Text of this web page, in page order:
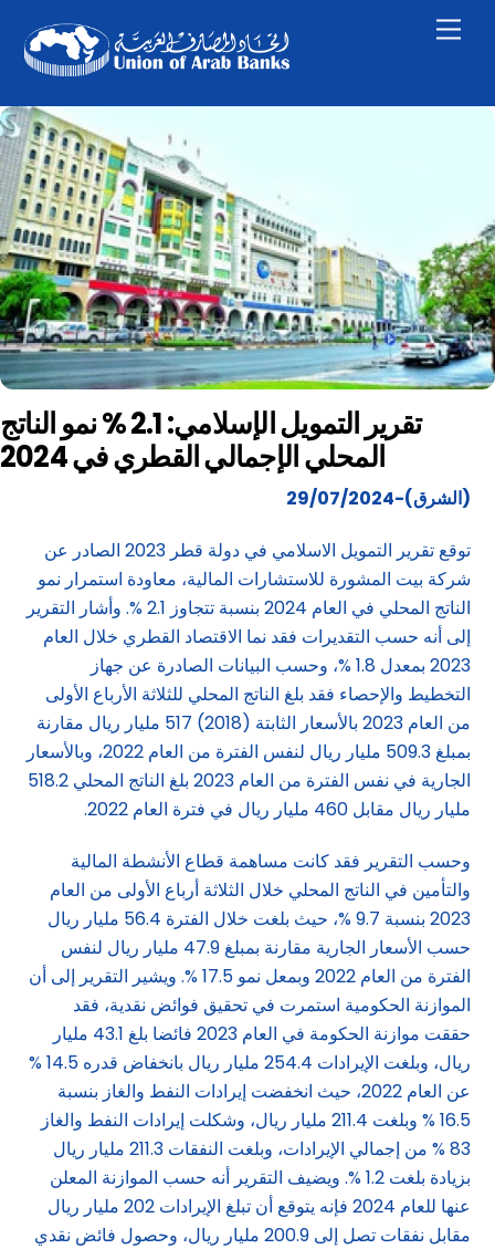
content
تقرير التمويل الإسلامي: 2.1 % نمو الناتج
المحلي الإجمالي القطري في 2024
(الشرق)-29/07/2024
توقع تقرير التمويل الاسلامي في دولة قطر 2023 الصادر عن
شركة بيت المشورة للاستشارات المالية، معاودة استمرار نمو
الناتج المحلي في العام 2024 بنسبة تتجاوز 2.1 %. وأشار التقرير
إلى أنه حسب التقديرات فقد نما الاقتصاد القطري خلال العام
2023 بمعدل 1.8 %، وحسب البيانات الصادرة عن جهاز
التخطيط والإحصاء فقد بلغ الناتج المحلي للثلاثة الأرباع الأولى
من العام 2023 بالأسعار الثابتة (2018) 517 مليار ريال مقارنة
بمبلغ 509.3 مليار ريال لنفس الفترة من العام 2022، وبالأسعار
الجارية في نفس الفترة من العام 2023 بلغ الناتج المحلي 518.2
مليار ريال مقابل 460 مليار ريال في فترة العام 2022.
وحسب التقرير فقد كانت مساهمة قطاع الأنشطة المالية
والتأمين في الناتج المحلي خلال الثلاثة أرباع الأولى من العام
2023 بنسبة 9.7 %، حيث بلغت خلال الفترة 56.4 مليار ريال
حسب الأسعار الجارية مقارنة بمبلغ 47.9 مليار ريال لنفس
الفترة من العام 2022 وبمعل نمو 17.5 %. ويشير التقرير إلى أن
الموازنة الحكومية استمرت في تحقيق فوائض نقدية، فقد
حققت موازنة الحكومة في العام 2023 فائضا بلغ 43.1 مليار
ريال، وبلغت الإيرادات 254.4 مليار ريال بانخفاض قدره 14.5 %
عن العام 2022، حيث انخفضت إيرادات النفط والغاز بنسبة
16.5 % وبلغت 211.4 مليار ريال، وشكلت إيرادات النفط والغاز
83 % من إجمالي الإيرادات، وبلغت النفقات 211.3 مليار ريال
بزيادة بلغت 1.2 %. ويضيف التقرير أنه حسب الموازنة المعلن
عنها للعام 2024 فإنه يتوقع أن تبلغ الإيرادات 202 مليار ريال
مقابل نفقات تصل إلى 200.9 مليار ريال، وحصول فائض نقدي